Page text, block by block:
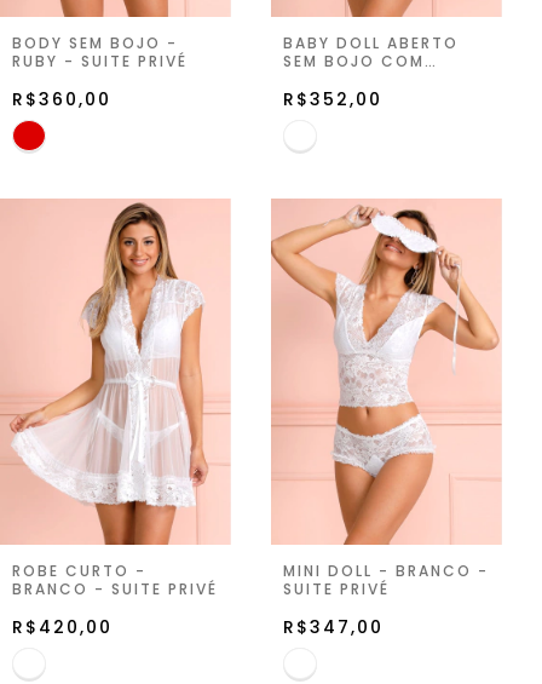
BODY SEM BOJO -
RUBY - SUITE PRIVÉ
R$360,00
BABY DOLL ABERTO
SEM BOJO COM
SUITE PRIVÉ
R$352,00
ROBE CURTO -
BRANCO - SUITE PRIVÉ
R$420,00
MINI DOLL - BRANCO -
SUITE PRIVÉ
R$347,00